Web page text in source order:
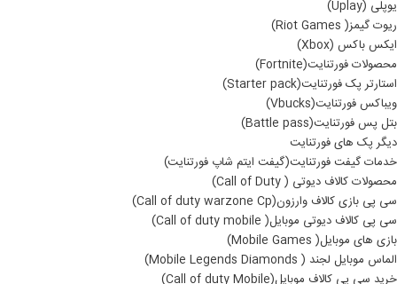
یوپلی (Uplay)
ریوت گیمز( Riot Games)
ایکس باکس (Xbox)
محصولات فورتنایت(Fortnite)
استارتر پک فورتنایت(Starter pack)
ویباکس فورتنایت(Vbucks)
بتل پس فورتنایت(Battle pass)
دیگر پک های فورتنایت
خدمات گیفت فورتنایت(گیفت ایتم شاپ فورتنایت)
محصولات کالاف دیوتی ( Call of Duty)
سی پی بازی کالاف وارزون(Call of duty warzone Cp)
سی پی کالاف دیوتی موبایل( Call of duty mobile)
بازی های موبایل( Mobile Games)
الماس موبایل لجند ( Mobile Legends Diamonds)
خرید سی پی کالاف موبایل(Call of duty Mobile)